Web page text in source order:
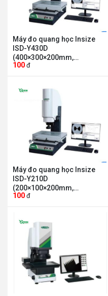
Máy đo quang học Insize
ISD-Y430D
(400×300×200mm,
0.7X~4.5X, lấy nét tự động)
100 đ
Máy đo quang học Insize
ISD-Y210D
(200×100×200mm,
0.7X~4.5X, lấy nét tự động)
100 đ